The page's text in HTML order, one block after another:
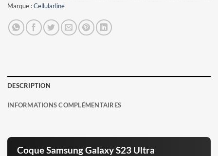
Marque :Cellularline
DESCRIPTION
INFORMATIONS COMPLÉMENTAIRES
Coque Samsung Galaxy S23 Ultra